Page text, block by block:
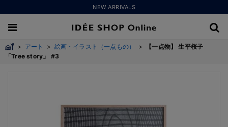
NEW ARRIVALS
> アート > 絵画・イラスト（一点もの） >
【一点物】 生平桜子
「Tree story」 #3